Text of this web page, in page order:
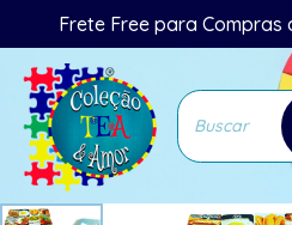
Frete Free para